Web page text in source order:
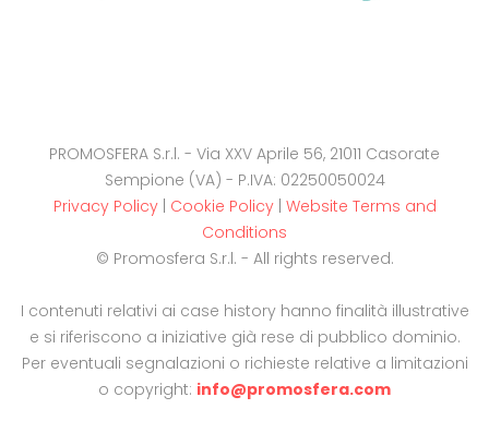
PROMOSFERA S.r.l. - Via XXV Aprile 56, 21011 Casorate
Sempione (VA) - P.IVA: 02250050024
Privacy Policy| Cookie Policy| Website Terms and
Conditions
© Promosfera S.r.l. - All rights reserved.
I contenuti relativi ai case history hanno finalità illustrative
e si riferiscono a iniziative già rese di pubblico dominio.
Per eventuali segnalazioni o richieste relative a limitazioni
o copyright: info@promosfera.com